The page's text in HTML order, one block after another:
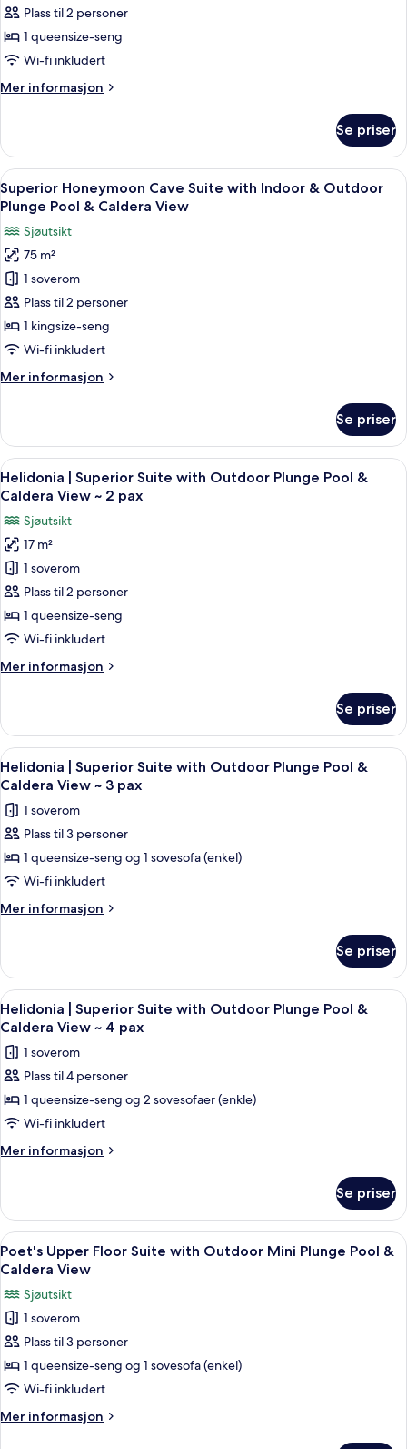
Caldera
Superior
Cave
Room
Outdoor
&
Caldera
View
Plass til 2 personer
1 queensize-seng
Wi-fi inkludert
Mer informasjon
Mer
|
Superior
Cave
Room
Outdoor
Plunge
Pool
&
Caldera
Se priser
Åpne
alle
bildene
av
Superior
Honeymoon
Cave
Suite
with
&
Pool
&
Caldera
View
Superior Honeymoon Cave Suite
18
Superior Honeymoon Cave Suite with Indoor & Outdoor
Plunge Pool & Caldera View
Sjøutsikt
75 m²
1 soverom
Plass til 2 personer
1 kingsize-seng
Wi-fi inkludert
Mer informasjon
Mer
Honeymoon
Cave
Suite
with
&
Outdoor
Plunge
Pool
&
View
Se priser
Åpne
alle
av
Helidonia
Superior
Suite
with
Plunge
Caldera
View
~
2
pax
Helidonia | Superior Suite with
9
Helidonia | Superior Suite with Outdoor Plunge Pool &
Caldera View ~ 2 pax
Sjøutsikt
17 m²
1 soverom
Plass til 2 personer
1 queensize-seng
Wi-fi inkludert
Mer informasjon
Mer
|
Superior
Suite
with
Plunge
Pool
Caldera
View
2
Se priser
Åpne
alle
bildene
av
Helidonia
Superior
Suite
Plunge
Pool
&
Caldera
View
~
3
pax
Helidonia | Superior Suite with
20
Helidonia | Superior Suite with Outdoor Plunge Pool &
Caldera View ~ 3 pax
1 soverom
Plass til 3 personer
1 queensize-seng og 1 sovesofa (enkel)
Wi-fi inkludert
Mer informasjon
Mer
|
Superior
Suite
with
Plunge
Pool
Caldera
View
3
Se priser
Åpne
alle
bildene
av
Helidonia
Superior
Suite
Plunge
Pool
&
Caldera
View
~
4
pax
Helidonia | Superior Suite with
32
Helidonia | Superior Suite with Outdoor Plunge Pool &
Caldera View ~ 4 pax
1 soverom
Plass til 4 personer
1 queensize-seng og 2 sovesofaer (enkle)
Wi-fi inkludert
Mer informasjon
Mer
|
Superior
Suite
with
Plunge
Pool
&
Caldera
View
4
pax
Se priser
Åpne
alle
av
Poet's
Upper
Floor
Suite
with
Outdoor
Poet's Upper Floor Suite with
44
Poet's Upper Floor Suite with Outdoor Mini Plunge Pool &
Caldera View
Sjøutsikt
1 soverom
Plass til 3 personer
1 queensize-seng og 1 sovesofa (enkel)
Wi-fi inkludert
Mer informasjon
Mer